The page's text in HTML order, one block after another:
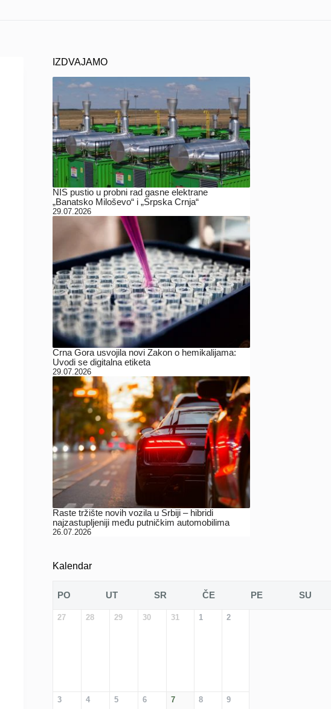
IZDVAJAMO
NIS pustio u probni rad gasne elektrane
„Banatsko Miloševo“ i „Srpska Crnja“
29.07.2026
Crna Gora usvojila novi Zakon o hemikalijama:
Uvodi se digitalna etiketa
29.07.2026
Raste tržište novih vozila u Srbiji – hibridi
najzastupljeniji među putničkim automobilima
26.07.2026
Kalendar
PO UT SR ČE PE SU
27 28 29 30 31 1 2
3 4 5 6 7 8 9